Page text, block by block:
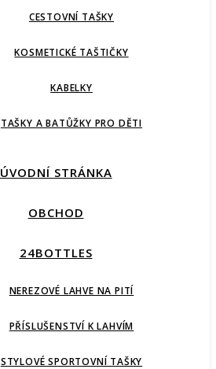
CESTOVNÍ TAŠKY
KOSMETICKÉ TAŠTIČKY
KABELKY
TAŠKY A BATŮŽKY PRO DĚTI
ÚVODNÍ STRÁNKA
OBCHOD
24BOTTLES
NEREZOVÉ LAHVE NA PITÍ
PŘÍSLUŠENSTVÍ K LAHVÍM
STYLOVÉ SPORTOVNÍ TAŠKY